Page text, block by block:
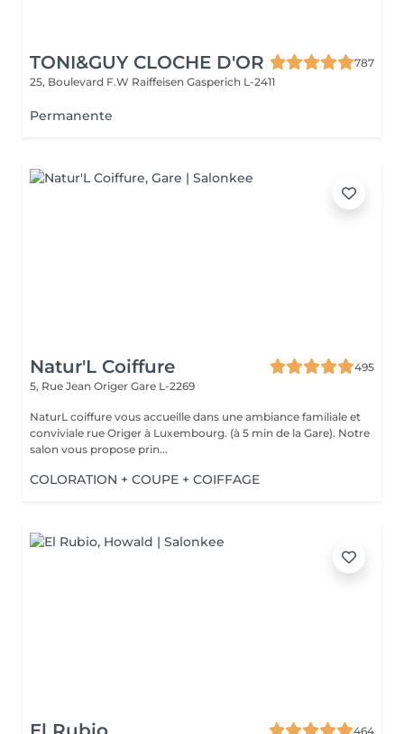
TONI&GUY CLOCHE D'OR
787
25, Boulevard F.W Raiffeisen Gasperich L-2411
Permanente
Natur'L Coiffure
495
5, Rue Jean Origer Gare L-2269
NaturL coiffure vous accueille dans une ambiance familiale et
conviviale rue Origer à Luxembourg. (à 5 min de la Gare). Notre
salon vous propose prin...
COLORATION + COUPE + COIFFAGE
464